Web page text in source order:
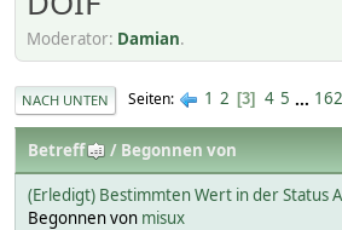
Moderator: Damian.
NACH UNTEN Seiten 1 2 3 4 5 ... 162
Betreff / Begonnen von
(Erledigt) Bestimmten Wert in der Status
Begonnen von misux